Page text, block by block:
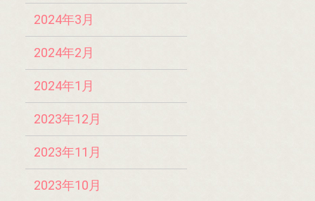
2024年3月
2024年2月
2024年1月
2023年12月
2023年11月
2023年10月